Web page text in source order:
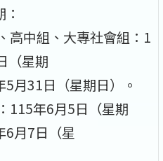
高中組、大專社會組：1
（星期
月31日（星期日）。
115年6月5日（星期
6月7日（星